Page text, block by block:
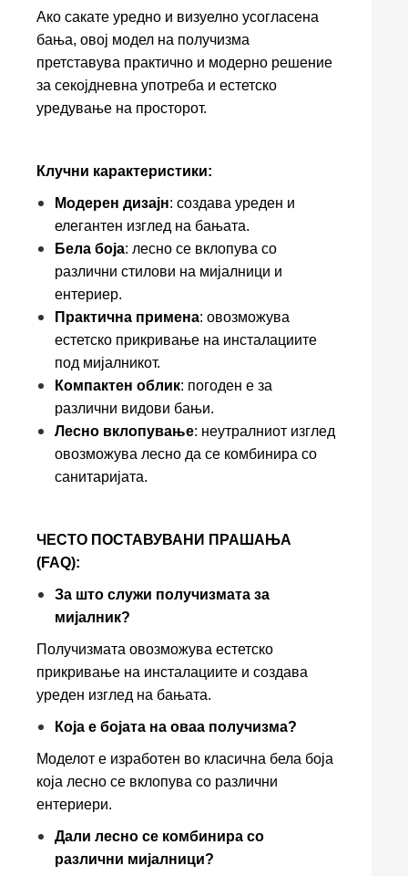
Ако сакате уредно и визуелно усогласена
бања, овој модел на получизма
претставува практично и модерно решение
за секојдневна употреба и естетско
уредување на просторот.
Клучни карактеристики:
Модерен дизајн: создава уреден и
елегантен изглед на бањата.
Бела боја: лесно се вклопува со
различни стилови на мијалници и
ентериер.
Практична примена: овозможува
естетско прикривање на инсталациите
под мијалникот.
Компактен облик: погоден е за
различни видови бањи.
Лесно вклопување: неутралниот изглед
овозможува лесно да се комбинира со
санитаријата.
ЧЕСТО ПОСТАВУВАНИ ПРАШАЊА
(FAQ):
За што служи получизмата за
мијалник?
Получизмата овозможува естетско
прикривање на инсталациите и создава
уреден изглед на бањата.
Која е бојата на оваа получизма?
Моделот е изработен во класична бела боја
која лесно се вклопува со различни
ентериери.
Дали лесно се комбинира со
различни мијалници?